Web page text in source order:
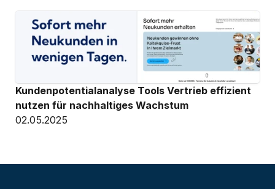
Kundenpotentialanalyse Tools Vertrieb effizient
nutzen für nachhaltiges Wachstum
02.05.2025